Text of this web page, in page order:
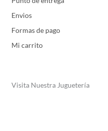
Envios
Formas de pago
Mi carrito
Visita Nuestra Juguetería